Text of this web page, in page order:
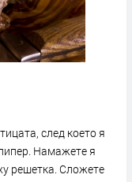
след което я
Намажете я
решетка. Сложете